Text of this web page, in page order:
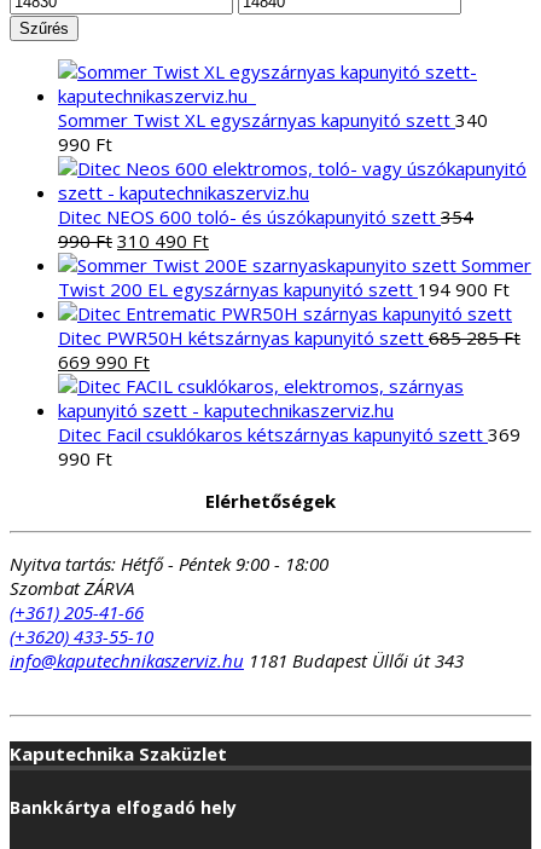
ár
ár
Szűrés
Sommer Twist XL egyszárnyas kapunyitó szett 340
990 Ft
Ditec NEOS 600 toló- és úszókapunyitó szett 354
990Ft Original
price
was:
354
990 Ft.
310 490 FtCurrent
price
is:
310
490 Ft.
Sommer
Twist 200 EL egyszárnyas kapunyitó szett 194 900 Ft
Ditec PWR50H kétszárnyas kapunyitó szett 685 285Ft
Original
price
was:
685
285 Ft.
669 990 FtCurrent
price
is:
669
Ditec Facil csuklókaros kétszárnyas kapunyitó szett 369
990 Ft
Elérhetőségek
Nyitva tartás: Hétfő - Péntek 9:00 - 18:00
Szombat ZÁRVA
(+361) 205-41-66
(+3620) 433-55-10
info@kaputechnikaszerviz.hu 1181 Budapest Üllői út 343
Kaputechnika Szaküzlet
Bankkártya elfogadó hely